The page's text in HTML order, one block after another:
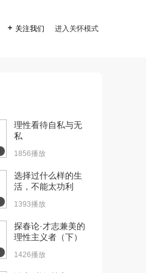
 关注我们 进入关怀模式
理性看待自私与无
私
1856播放
选择过什么样的生
活，不能太功利
1393播放
探春论·才志兼美的
理性主义者（下）
1426播放